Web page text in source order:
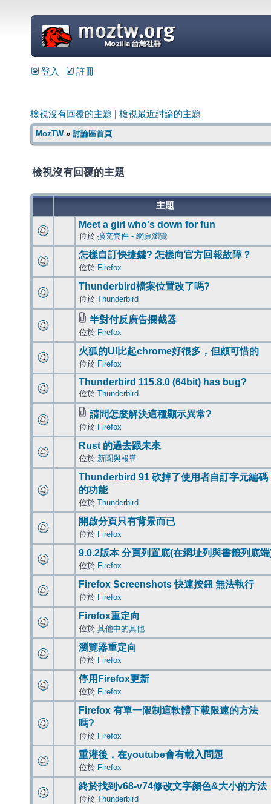
=
登入 註冊
檢視沒有回覆的主題 檢視最近討論的主題
MozTW» 討論區首頁
檢視沒有回覆的主題
主題
Meet a girl who's down for fun
位於 擴充套件 - 網頁瀏覽
怎樣自訂快捷鍵? 怎樣向官方回報故障？
位於 Firefox
Thunderbird檔案位置改了嗎?
位於 Thunderbird
半對付反廣告攔截器
位於 Firefox
火狐的UI比起chrome好很多，但頗可惜的
位於 Firefox
Thunderbird 115.8.0 (64bit) has bug?
位於 Thunderbird
請問怎麼解決這種顯示異常?
位於 Firefox
Rust 的過去跟未來
位於 新聞與報導
Thunderbird 91 砍掉了使用者自訂字元編碼
的功能
位於 Thunderbird
開啟分頁只有背景而已
位於 Firefox
9.0.2版本 分頁列置底(在網址列與書籤列底
位於 Firefox
Firefox Screenshots 快速按鈕 無法執行
位於 Firefox
Firefox重定向
位於 其他中的其他
瀏覽器重定向
位於 Firefox
停用Firefox更新
位於 Firefox
Firefox 有單一限制這軟體下載限速的方法
嗎?
位於 Firefox
重灌後，在youtube會有載入問題
位於 Firefox
終於找到v68-v74修改文字顏色&大小的方法
位於 Thunderbird